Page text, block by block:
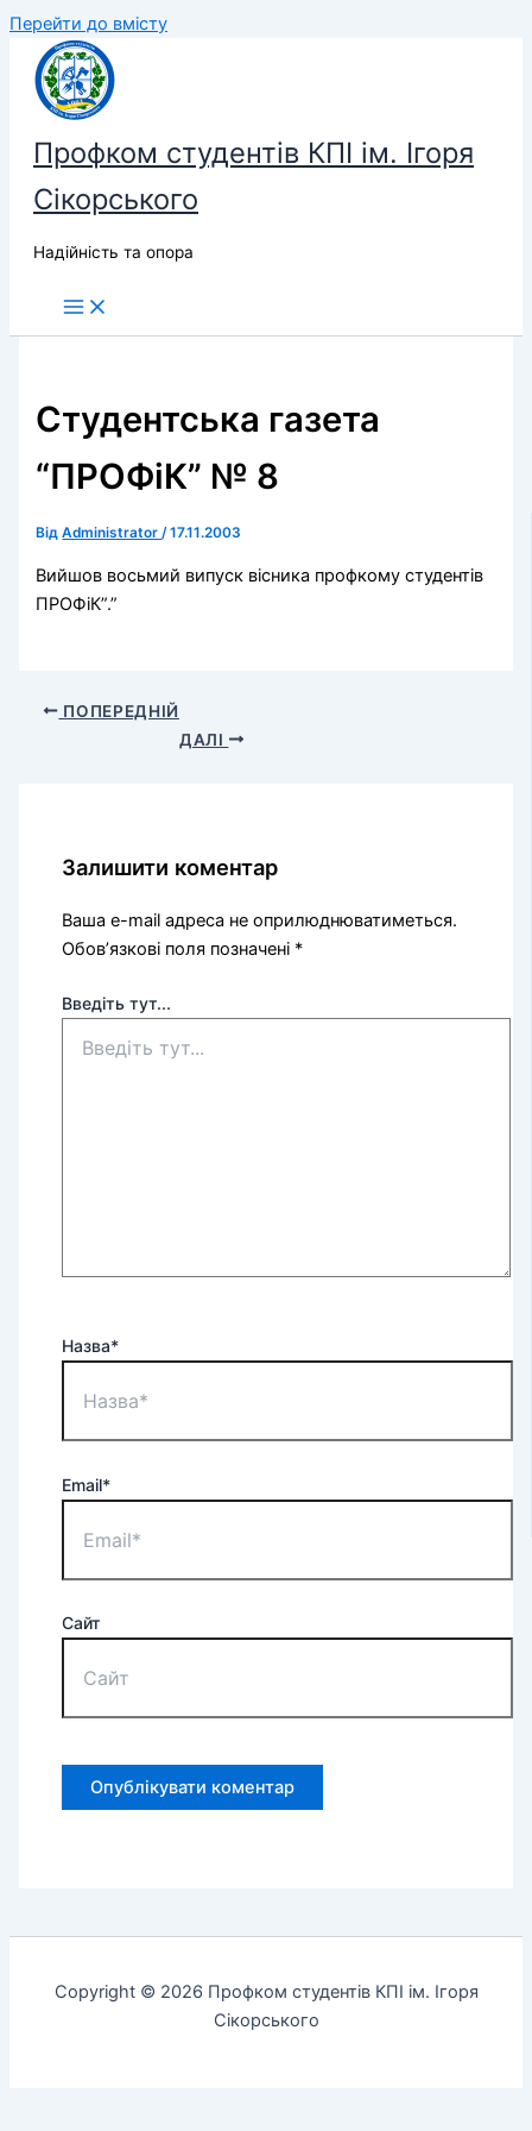
Перейти до вмісту
Профком студентів КПІ ім. Ігоря
Сікорського
Надійність та опора
Студентська газета
“ПРОФіК” № 8
ВідAdministrator/17.11.2003
Вийшов восьмий випуск вісника профкому студентів
ПРОФіК”.”
ПОПЕРЕДНІЙ
ДАЛІ
Залишити коментар
Ваша e-mail адреса не оприлюднюватиметься.
Обов’язкові поля позначені *
Введіть тут...
Назва*
Email*
Сайт
Copyright © 2026 Профком студентів КПІ ім. Ігоря
Сікорського